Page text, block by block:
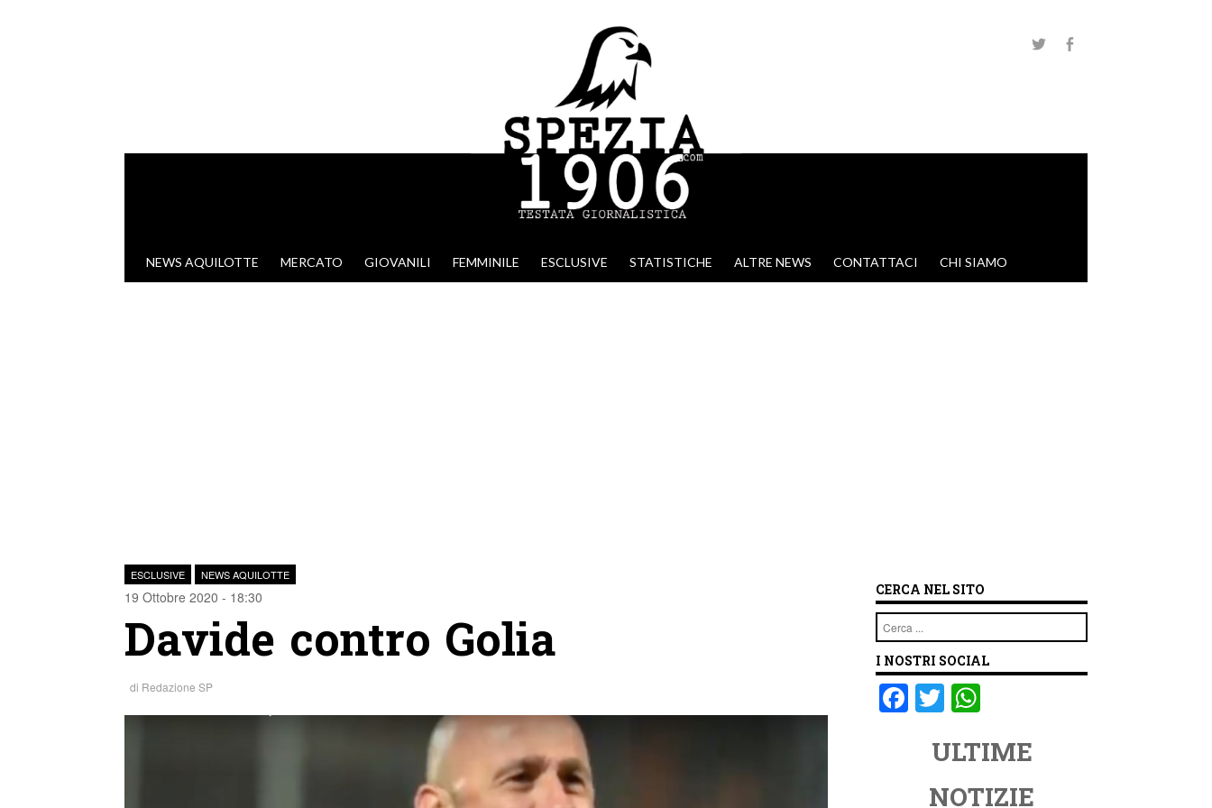
VAI AL CONTENUTO
NEWS AQUILOTTE MERCATO GIOVANILI FEMMINILE ESCLUSIVE STATISTICHE ALTRE NEWS CONTATTACI CHI SIAMO
ESCLUSIVE NEWS AQUILOTTE
19 Ottobre 2020 - 18:30
Davide contro Golia
di Redazione SP
CERCA NEL SITO
Cerca
I NOSTRI SOCIAL
F T
tt
er
at
s
ULTIME
NOTIZIE